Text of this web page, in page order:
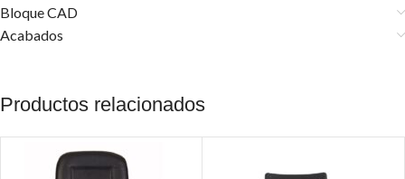
Bloque CAD
Acabados
Productos relacionados